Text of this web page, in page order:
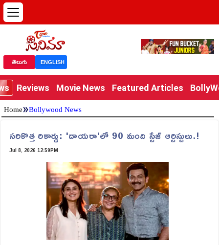
తెలుగు ENGLISH
Reviews Movie News Featured Articles
Home»Bollywood News
సరికొత్త రికార్డు: 'దాయరా'లో 90 మంది స్టేజ్ ఆర్టిస్టులు.!
Jul 8, 2026 12:59PM